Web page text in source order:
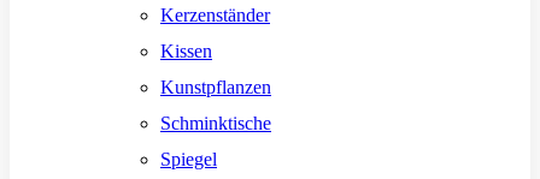
Kerzenständer
Kissen
Kunstpflanzen
Schminktische
Spiegel